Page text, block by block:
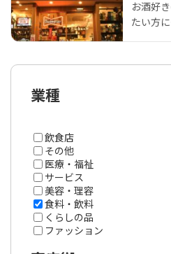
お酒好
たい方
業種
飲食店
その他
医療・福祉
サービス
美容・理容
食料・飲料
くらしの品
ファッション